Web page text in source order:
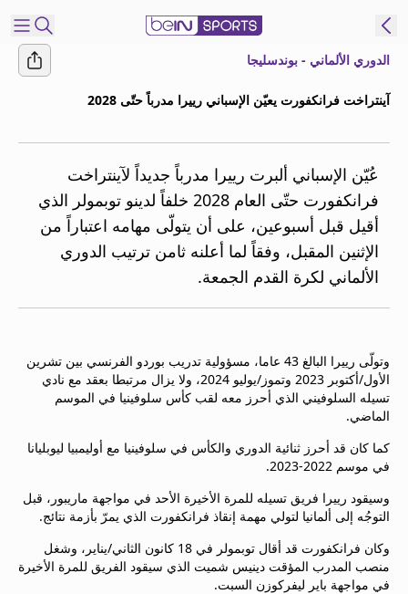
النسخة
MENA
إدارة
التنبيهات
انضم
الإخبارية
اتصل بنا
beIN CONNECT
beIN MEDIA GROUP
ترددات beIN SPORTS
الأسئلة الأكثر شيوعاً
دليل التلفاز
احصل على beIN
معلومات عن هذا الموقع
الدوري الألماني - بوندسليجا
آينتراخت فرانكفورت يعيّن الإسباني رييرا مدرباً حتّى 2028
عُيّن الإسباني ألبرت رييرا مدرباً جديداً لآينتراخت
فرانكفورت حتّى العام 2028 خلفاً لدينو توبمولر الذي
أقيل قبل أسبوعين، على أن يتولّى مهامه اعتباراً من
الإثنين المقبل، وفقاً لما أعلنه ثامن ترتيب الدوري
الألماني لكرة القدم الجمعة.
وتولّى رييرا البالغ 43 عاما، مسؤولية تدريب بوردو الفرنسي بين تشرين
الأول/أكتوبر 2023 وتموز/يوليو 2024، ولا يزال مرتبطا بعقد مع نادي
تسيله السلوفيني الذي أحرز معه لقب كأس سلوفينيا في الموسم
الماضي.
كما كان قد أحرز ثنائية الدوري والكأس في سلوفينيا مع أوليمبيا ليوبليانا
في موسم 2022-2023.
وسيقود رييرا فريق تسيله للمرة الأخيرة الأحد في مواجهة ماريبور، قبل
التوجُه إلى ألمانيا لتولي مهمة إنقاذ فرانكفورت الذي يمرّ بأزمة نتائج.
وكان فرانكفورت قد أقال توبمولر في 18 كانون الثاني/يناير، وشغل
منصب المدرب المؤقت دينيس شميت الذي سيقود الفريق للمرة الأخيرة
في مواجهة باير ليفركوزن السبت.